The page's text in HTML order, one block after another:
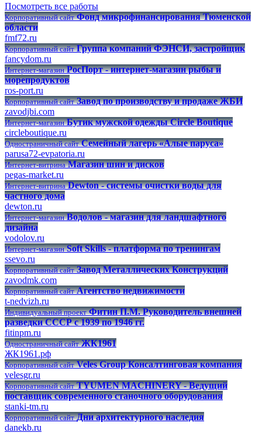
Посмотреть все работы
Корпоративный сайт Фонд микрофинансирования Тюменской
области
fmf72.ru
Корпоративный сайт Группа компаний ФЭНСИ, застройщик
fancydom.ru
Интернет-магазин РосПорт - интернет-магазин рыбы и
морепродуктов
ros-port.ru
Корпоративный сайт Завод по производству и продаже ЖБИ
zavodjbi.com
Интернет-магазин Бутик мужской одежды Circle Boutique
circleboutique.ru
Одностраничный сайт Семейный лагерь «Алые паруса»
parusa72-evpatoria.ru
Интернет-витрина Магазин шин и дисков
pegas-market.ru
Интернет-витрина Dewton - системы очистки воды для
частного дома
dewton.ru
Интернет-магазин Водолов - магазин для ландшафтного
дизайна
vodolov.ru
Интернет-магазин Soft Skills - платформа по тренингам
ssevo.ru
Корпоративный сайт Завод Металлических Конструкций
zavodmk.com
Корпоративный сайт Агентство недвижимости
t-nedvizh.ru
Индивидуальный проект Фитин П.М. Руководитель внешней
разведки СССР с 1939 по 1946 гг.
fitinpm.ru
Одностраничный сайт ЖК1961
ЖК1961.рф
Корпоративный сайт Veles Group Консалтинговая компания
velesgr.ru
Корпоративный сайт TYUMEN MACHINERY - Ведущий
поставщик современного станочного оборудования
stanki-tm.ru
Корпоративный сайт Дни архитектурного наследия
danekb.ru